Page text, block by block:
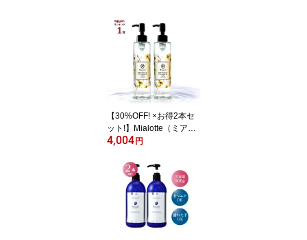
【30%OFF! ×お得2本セ
ット!】Mialotte（ミアロ
ッテ）BRIGHT UP CLEA
ップ クレンジングオイ
ル） 大容量 W洗顔不要
毛穴レス ピーリング効果
マツエクOK くすみケア
ボトル容量200ml
4,004円